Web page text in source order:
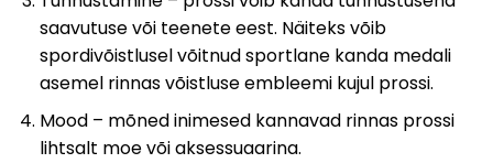
saavutuse või teenete eest. Näiteks võib
spordivõistlusel võitnud sportlane kanda medali
asemel rinnas võistluse embleemi kujul prossi.
Mood – mõned inimesed kannavad rinnas prossi
lihtsalt moe või aksessuaarina.